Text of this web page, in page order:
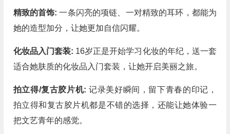
精致的首饰:一条闪亮的项链、一对精致的耳环，都能为
她的造型加分，让她更加自信闪耀。
化妆品入门套装: 16岁正是开始学习化妆的年纪，送一套
适合她肤质的化妆品入门套装，让她开启美丽之旅。
拍立得/复古胶片机: 记录美好瞬间，留下青春的印记，
拍立得和复古胶片机都是不错的选择，还能让她体验一
把文艺青年的感觉。